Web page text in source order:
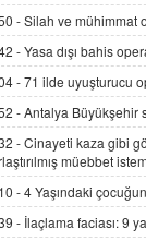
15.09.2025
SEHER
Kış
Alınmalı?
9.12.2025
İNCİ GÜL
Trump
06.07.2026
-Silah ve mühimmat
-Yasa dışı bahis
-71 ilde uyuşturucu
-Antalya Büyükşehir
-Cinayeti kaza gibi
müebbet
-4 Yaşındaki
- İlaçlama faciası: 9